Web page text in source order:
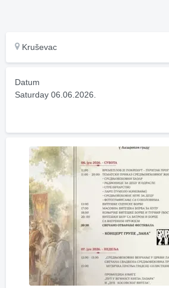
Kruševac
Datum
Saturday 06.06.2026.